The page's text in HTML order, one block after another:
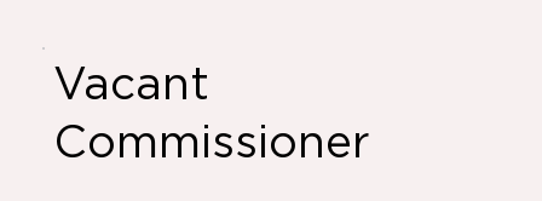
Vacant
Commissioner